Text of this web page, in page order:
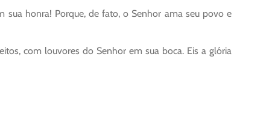
honra! Porque, de fato, o Senhor ama seu povo e
com louvores do Senhor em sua boca. Eis a glória